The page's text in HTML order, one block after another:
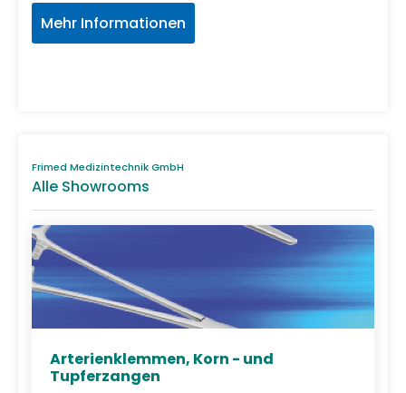
Mehr Informationen
Frimed Medizintechnik GmbH
Alle Showrooms
Arterienklemmen, Korn - und
Tupferzangen